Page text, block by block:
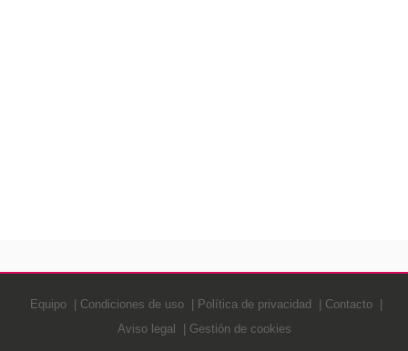
Equipo Condiciones de uso Política de privacidad
Contacto
Aviso legal
Gestión de cookies